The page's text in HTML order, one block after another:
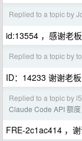
Replied to a topic by
id:13554 ，感谢老板
Replied to a topic by
ID：14233 谢谢老板
Replied to a topic by
Claude Code API 额
FRE-2c1ac414 ，